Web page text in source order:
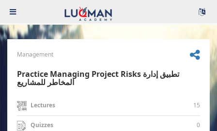
Management
Practice Managing Project Risks تطبيق إدارة
المخاطر للمشاريع
Lectures 15
Quizzes 0